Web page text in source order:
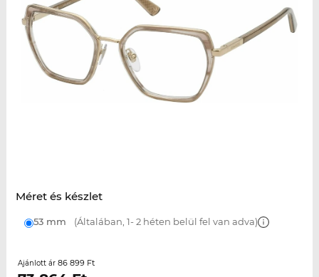
Méret és készlet
53 mm (Általában, 1- 2 héten belül fel van adva)
Ajánlott ár 86 899 Ft